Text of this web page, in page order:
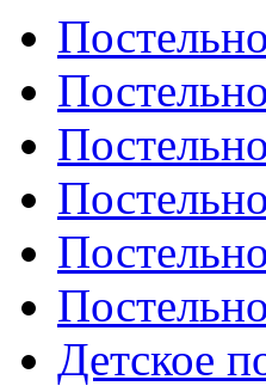
Детское